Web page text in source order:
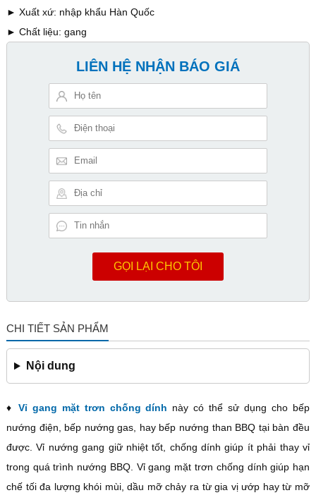
► Xuất xứ: nhập khẩu Hàn Quốc
► Chất liệu: gang
LIÊN HỆ NHẬN BÁO GIÁ
GỌI LẠI CHO TÔI
CHI TIẾT SẢN PHẨM
Nội dung
♦ Vỉ gang mặt trơn chống dính này có thể sử dụng cho bếp
nướng điện, bếp nướng gas, hay bếp nướng than BBQ tại bàn đều
được. Vỉ nướng gang giữ nhiệt tốt, chống dính giúp ít phải thay vỉ
trong quá trình nướng BBQ. Vỉ gang mặt trơn chống dính giúp hạn
chế tối đa lượng khói mùi, dầu mỡ chảy ra từ gia vị ướp hay từ mỡ